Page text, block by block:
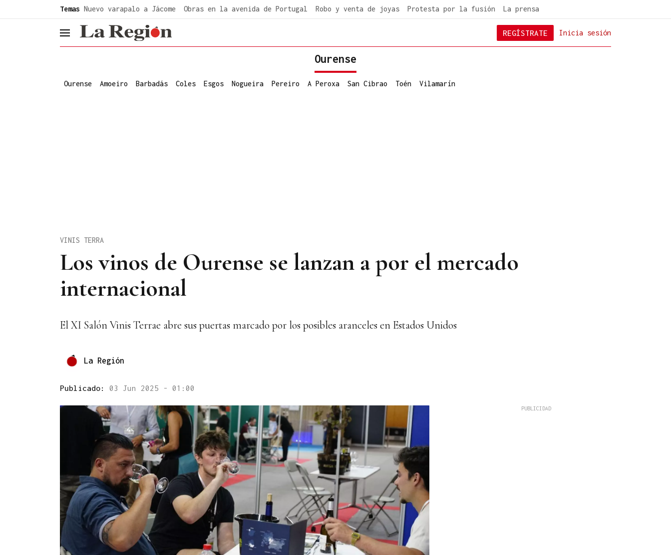
Temas Nuevo varapalo a Jácome Obras en la avenida de Portugal Robo y venta de joyas Protesta por la fusión La prensa
header.menu.open Inicia sesión
REGÍSTRATE
Ourense
Ourense Amoeiro Barbadás Coles Esgos Nogueira Pereiro A Peroxa San Cibrao Toén Vilamarín
Los vinos de Ourense se lanzan a por el mercado
internacional
VINIS TERRA
El XI Salón Vinis Terrae abre sus puertas marcado por los posibles aranceles en Estados Unidos
La Región
Publicado: 03 Jun 2025 - 01:00